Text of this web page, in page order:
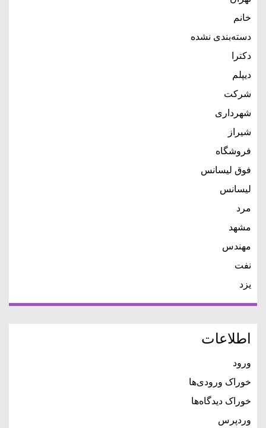
خانم
دسته‌بندی نشده
دکترا
دیپلم
شرکت
شهرداری
شیراز
فروشگاه
فوق لیسانس
لیسانس
مرد
مشهد
مهندس
نفت
یزد
اطلاعات
ورود
خوراک ورودی‌ها
خوراک دیدگاه‌ها
وردپرس